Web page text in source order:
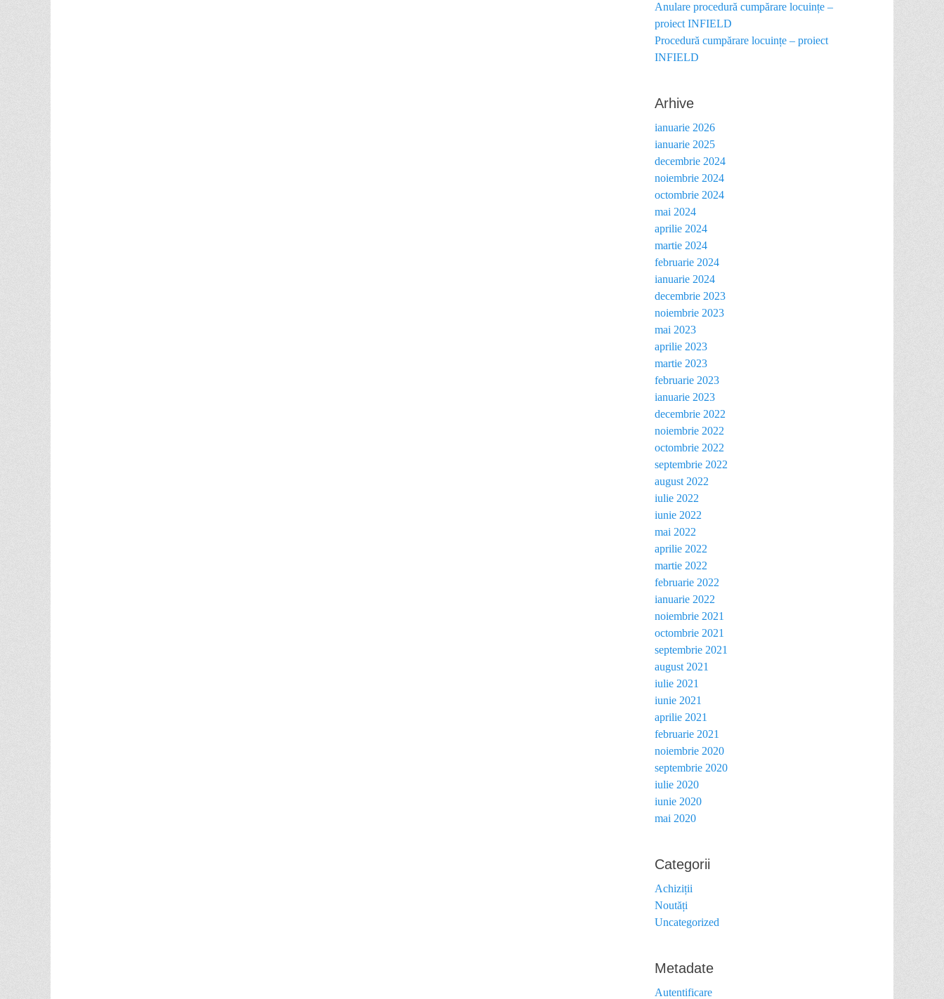
Anulare procedură cumpărare locuințe –
proiect INFIELD
Procedură cumpărare locuințe – proiect
INFIELD
Arhive
ianuarie 2026
ianuarie 2025
decembrie 2024
noiembrie 2024
octombrie 2024
mai 2024
aprilie 2024
martie 2024
februarie 2024
ianuarie 2024
decembrie 2023
noiembrie 2023
mai 2023
aprilie 2023
martie 2023
februarie 2023
ianuarie 2023
decembrie 2022
noiembrie 2022
octombrie 2022
septembrie 2022
august 2022
iulie 2022
iunie 2022
mai 2022
aprilie 2022
martie 2022
februarie 2022
ianuarie 2022
noiembrie 2021
octombrie 2021
septembrie 2021
august 2021
iulie 2021
iunie 2021
aprilie 2021
februarie 2021
noiembrie 2020
septembrie 2020
iulie 2020
iunie 2020
mai 2020
Categorii
Achiziții
Noutăți
Uncategorized
Metadate
Autentificare